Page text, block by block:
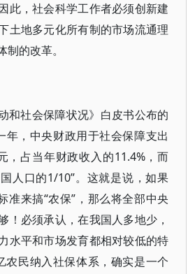
此，社会科学工作者必须创新建
土地多元化所有制的市场流通理
的改革。
和社会保障状况》白皮书公布的
年，中央财政用于社会保障支出
，占当年财政收入的11.4%，而
人口的1/10”。这就是说，如果
准来搞“农保”，那么将全部中央
！必须承认，在我国人多地少，
水平和市场发育都相对较低的特
农民纳入社保体系，确实是一个